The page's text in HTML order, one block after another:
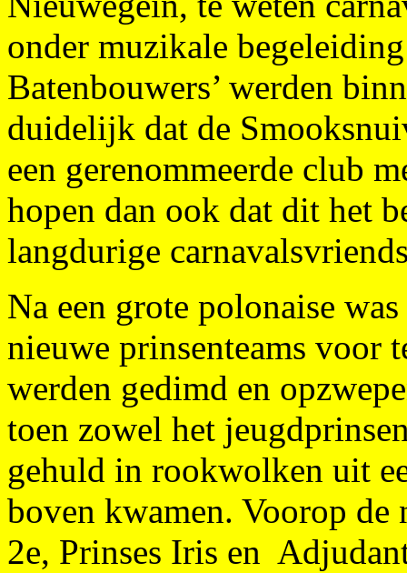
onder muzikale
Batenbouwers’ werden
duidelijk dat de
een gerenommeerde club
hopen dan ook dat dit het
langdurige
Na een grote polonaise
nieuwe prinsenteams voor
werden gedimd en
toen zowel het
gehuld in rookwolken uit
boven kwamen. Voorop
2e, Prinses Iris en